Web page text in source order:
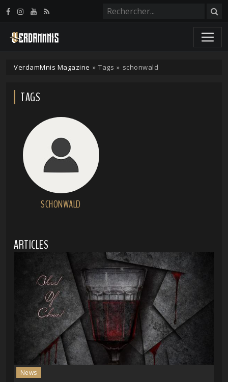
VerdamMnis Magazine » Tags » schonwald
TAGS
SCHONWALD
ARTICLES
News
Panneau de gestion des cookies